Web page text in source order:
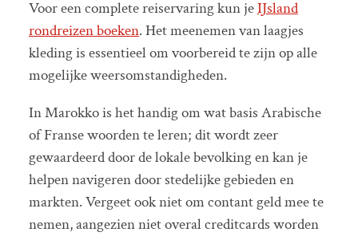
Voor een complete reiservaring kun jeIJsland
rondreizen boeken. Het meenemen van laagjes
kleding is essentieel om voorbereid te zijn op alle
mogelijke weersomstandigheden.
In Marokko is het handig om wat basis Arabische
of Franse woorden te leren; dit wordt zeer
gewaardeerd door de lokale bevolking en kan je
helpen navigeren door stedelijke gebieden en
markten. Vergeet ook niet om contant geld mee te
nemen, aangezien niet overal creditcards worden